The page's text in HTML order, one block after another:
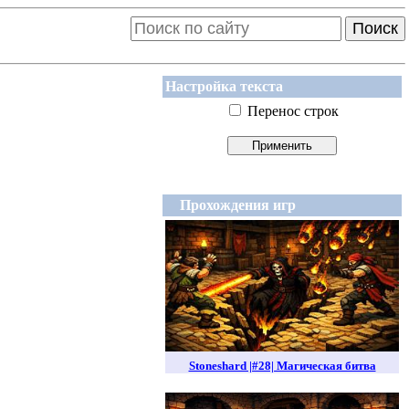
Поиск
Настройка текста
Перенос строк
Прохождения игр
Stoneshard |#28| Магическая битва